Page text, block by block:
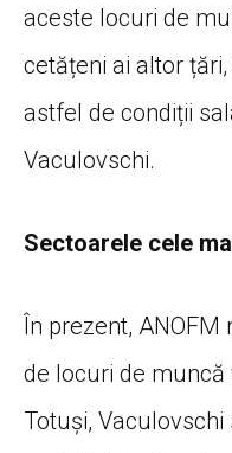
aceste locuri de
cetățeni ai altor
astfel de condiții
Vaculovschi.
Sectoarele cele
În prezent,
de locuri de muncă
Totuși,